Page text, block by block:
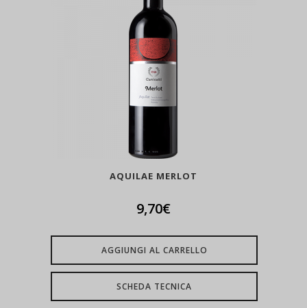
AQUILAE MERLOT
9,70€
AGGIUNGI AL CARRELLO
SCHEDA TECNICA